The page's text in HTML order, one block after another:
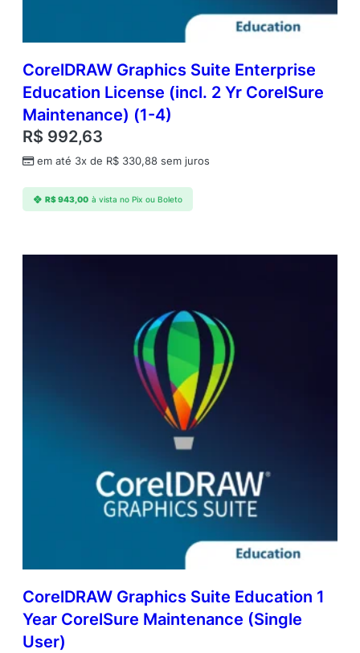
CorelDRAW Graphics Suite Enterprise
Education License (incl. 2 Yr CorelSure
Maintenance) (1-4)
R$ 992,63
em até 3x de R$ 330,88 sem juros
R$943,00 à vista no Pix ou Boleto
CorelDRAW Graphics Suite Education 1
Year CorelSure Maintenance (Single
User)